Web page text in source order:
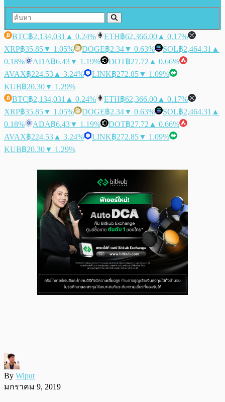
BTC฿2,134,031 ▲ 0.24% ETH฿62,366.00 ▲ 0.17%
XRP฿35.85▼ 1.05% DOGE฿2.34▼ 0.63% SOL฿2,464.31 ▲
0.18%
ADA฿6.43▼ 1.19% DOT฿27.72 ▲ 0.66%
AVAX฿224.53 ▲ 3.24% LINK฿272.85▼ 1.09%
KUB฿20.30▼ 1.29%
BTC฿2,134,031 ▲ 0.24% ETH฿62,366.00 ▲ 0.17%
XRP฿35.85▼ 1.05% DOGE฿2.34▼ 0.63% SOL฿2,464.31 ▲
0.18%
ADA฿6.43▼ 1.19% DOT฿27.72 ▲ 0.66%
AVAX฿224.53 ▲ 3.24% LINK฿272.85▼ 1.09%
KUB฿20.30▼ 1.29%
By Wiput
มกราคม 9, 2019